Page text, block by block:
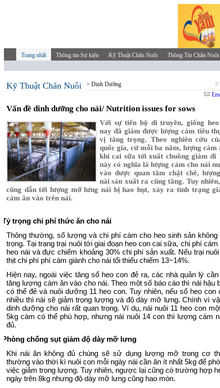
Trang nhất Thông tin-Sự kiện Kỹ Thuật Chăn Nuôi Thông Tin Chăn Nuôi
Kỹ Thuật Chăn Nuôi > Dinh Dưỡng 2/
Vấn đề dinh dưỡng cho nái/ Nutrition issues for sows
Với sự tiến bộ di truyền, giống
nay đã giảm được lượng cám tiêu
vị tăng trọng. Theo nghiên cứu
quốc gia, cứ mỗi ba năm, lượng cám
khi cai sữa tới xuất chuồng giảm đi
này có nghĩa là lượng cám cho nái
vào được quan tâm chặt chẽ,
nái sản xuất ra cũng tăng. Tuy
cũng dẫn tới lượng mỡ lưng nái bị hao hụt, xảy ra tình trạng
cám ăn vào trên nái.
Tỷ trọng chi phí thức ăn cho nái
Thông thường, số lượng và chi phí cám cho heo sinh sản
trọng. Tại trang trại nuôi tới giai đoạn heo con cai sữa, chi phí cám
heo nái và đực chiếm khoảng 30% chi phí sản xuất. Nếu trại
thịt chi phí phí cám giành cho nái tối thiểu chiếm 13~14%.
Hiện nay, ngoài việc tăng số heo con đẻ ra, các nhà quản lý
tăng lượng cám ăn vào cho nái. Theo một số báo cáo thì nái hậu
có thể đẻ và nuôi dưỡng 11 heo con. Tuy nhiên, nếu số heo con
nhiều thì nái sẽ giảm trọng lượng và độ dày mỡ lưng. Chính vì
dinh dưỡng cho nái rất quan trọng. Ví dụ, nái nuôi 11 heo con
5kg cám có thể phù hợp, nhưng nái nuôi 14 con thì lượng cám
đủ.
Phòng chống sụt giảm độ dày mỡ lưng
Khi nái ăn không đủ chúng sẽ sử dụng lượng mỡ trong cơ
thường vào thời kì nuôi con mỗi ngày nái cần ăn ít nhất 5kg để
việc giảm trọng lượng. Tuy nhiên, ngược lại cũng có trường hợp
ngày trên 8kg nhưng độ dày mỡ lưng cũng hao mòn.